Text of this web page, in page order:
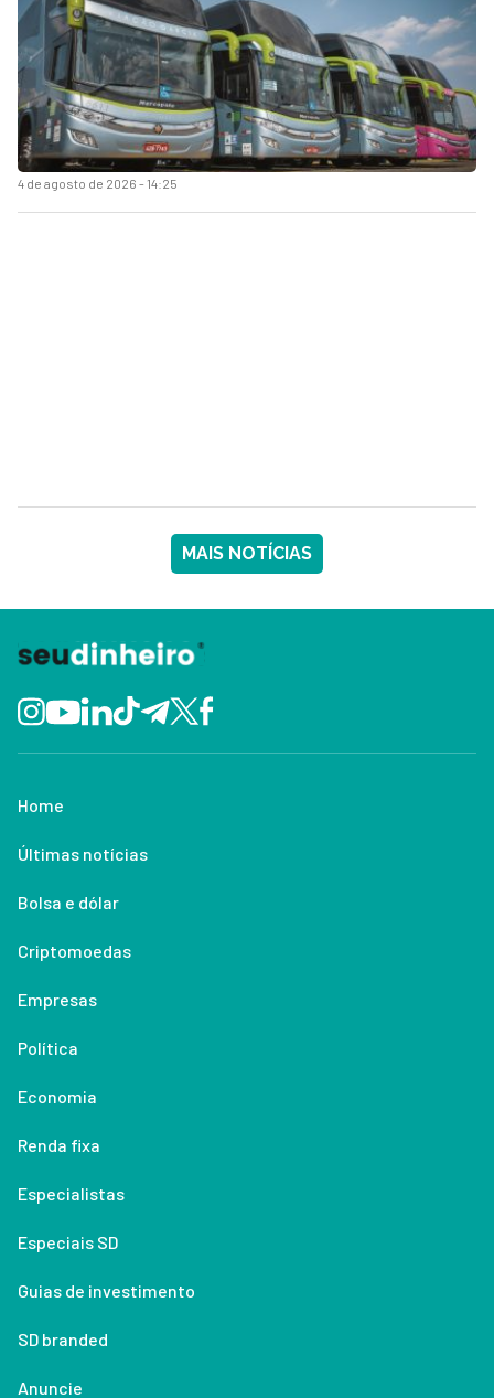
4 de agosto de 2026 - 14:25
MAIS NOTÍCIAS
Home
Últimas notícias
Bolsa e dólar
Criptomoedas
Empresas
Política
Economia
Renda fixa
Especialistas
Especiais SD
Guias de investimento
SD branded
Anuncie